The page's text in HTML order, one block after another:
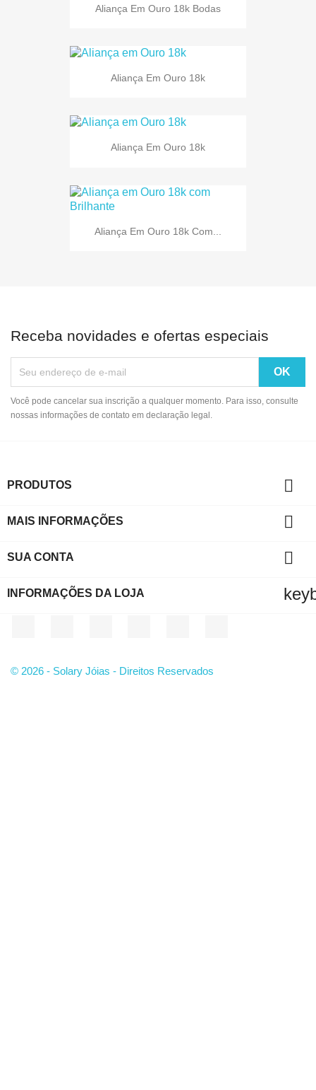
Aliança Em Ouro 18k Bodas
Aliança Em Ouro 18k
Aliança Em Ouro 18k
Aliança Em Ouro 18k Com...
Receba novidades e ofertas especiais
Você pode cancelar sua inscrição a qualquer momento. Para isso, consulte
nossas informações de contato em declaração legal.
PRODUTOS 
MAIS INFORMAÇÕES 
SUA CONTA 
INFORMAÇÕES DA LOJA
© 2026 - Solary Jóias - Direitos Reservados